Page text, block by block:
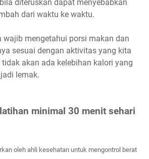
diteruskan dapat menyebabkan
dari waktu ke waktu.
wajib mengetahui porsi makan dan
sesuai dengan aktivitas yang kita
akan ada kelebihan kalori yang
lemak.
minimal 30 menit sehari
oleh ahli kesehatan untuk mengontrol berat